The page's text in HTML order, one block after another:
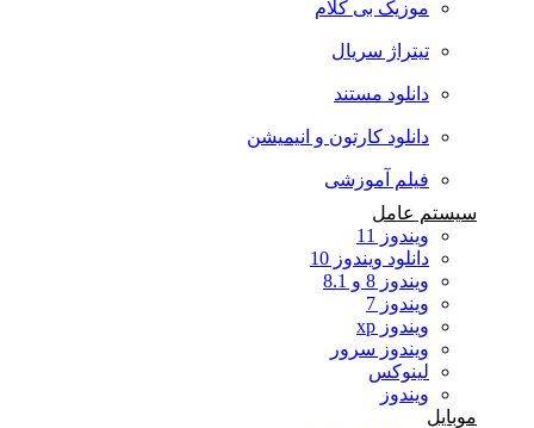
موزیک بی کلام
تیتراژ سریال
دانلود مستند
دانلود کارتون و انیمیشن
فیلم آموزشی
سیستم عامل
ویندوز 11
دانلود ویندوز 10
ویندوز 8 و 8.1
ویندوز 7
ویندوز xp
ویندوز سرور
لینوکس
ویندوز
موبایل